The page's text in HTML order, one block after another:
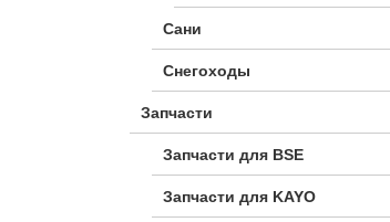
Сани
Снегоходы
Запчасти
Запчасти для BSE
Запчасти для KAYO